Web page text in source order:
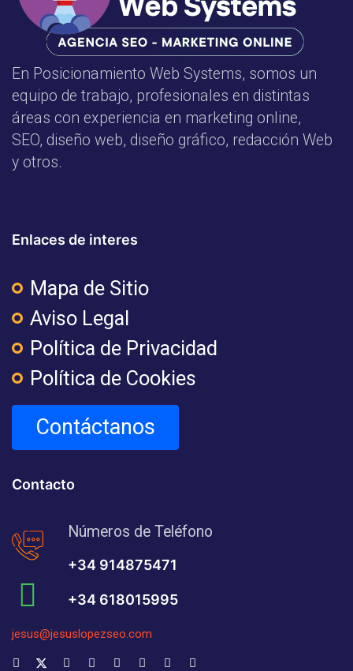
En Posicionamiento Web Systems, somos un
equipo de trabajo, profesionales en distintas
áreas con experiencia en marketing online,
SEO, diseño web, diseño gráfico, redacción Web
y otros.
Enlaces de interes
Mapa de Sitio
Aviso Legal
Política de Privacidad
Política de Cookies
Contáctanos
Contacto
Números de Teléfono
+34 914875471
+34 618015995
jesus@jesuslopezseo.com